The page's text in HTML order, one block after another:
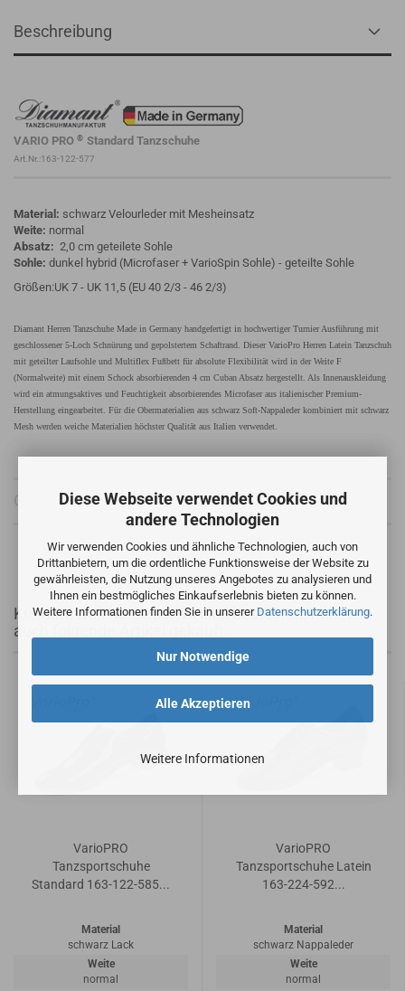
Diese Webseite verwendet Cookies und
andere Technologien
Wir verwenden Cookies und ähnliche Technologien, auch von
Drittanbietern, um die ordentliche Funktionsweise der Website zu
gewährleisten, die Nutzung unseres Angebotes zu analysieren und
Ihnen ein bestmögliches Einkaufserlebnis bieten zu können.
Weitere Informationen finden Sie in unserer Datenschutzerklärung.
Alle Akzeptieren
Nur Notwendige
Weitere Informationen
Beschreibung
VARIO PRO ® Standard Tanzschuhe
Art.Nr.:163-122-577
Material: schwarz Velourleder mit Mesheinsatz
Weite: normal
Absatz: 2,0 cm geteilete Sohle
Sohle: dunkel hybrid (Microfaser + VarioSpin Sohle) - geteilte Sohle
Größen:UK 7 - UK 11,5 (EU 40 2/3 - 46 2/3)
Diamant Herren Tanzschuhe Made in Germany handgefertigt in hochwertiger Turnier Ausführung mit
geschlossener 5-Loch Schnürung und gepolstertem Schaftrand. Dieser VarioPro Herren Latein Tanzschuh
mit geteilter Laufsohle und Multiflex Fußbett für absolute Flexibilität wird in der Weite F
(Normalweite) mit einem Schock absorbierenden 4 cm Cuban Absatz hergestellt. Als Innenauskleidung
wird ein atmungsaktives und Feuchtigkeit absorbierendes Microfaser aus italienischer Premium-
Herstellung eingearbeitet. Für die Obermaterialien aus schwarz Soft-Nappaleder kombiniert mit schwarz
Mesh werden weiche Materialien höchster Qualität aus Italien verwendet.
Größentabelle
Kunden, welche diesen Artikel bestellten, haben
auch folgende Artikel gekauft:
VarioPRO
Tanzsportschuhe
Standard 163-122-585...
Material
schwarz Lack
Weite
normal
VarioPRO
Tanzsportschuhe Latein
163-224-592...
Material
schwarz Nappaleder
Weite
normal